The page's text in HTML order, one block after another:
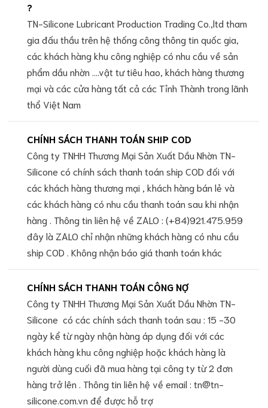
?
TN-Silicone Lubricant Production Trading Co.,ltd tham
gia đấu thầu trên hệ thống công thông tin quốc gia,
các khách hàng khu công nghiệp có nhu cầu về sản
phẩm dầu nhờn ....vật tư tiêu hao, khách hàng thương
mại và các cửa hàng tất cả các Tỉnh Thành trong lãnh
thổ Việt Nam
CHÍNH SÁCH THANH TOÁN SHIP COD
Công ty TNHH Thương Mại Sản Xuất Dầu Nhờn TN-
Silicone có chính sách thanh toán ship COD đối với
các khách hàng thương mại , khách hàng bán lẻ và
các khách hàng có nhu cầu thanh toán sau khi nhận
hàng . Thông tin liên hệ về ZALO : (+84)921.475.959
đây là ZALO chỉ nhận những khách hàng có nhu cầu
ship COD . Không nhận báo giá thanh toán khác
CHÍNH SÁCH THANH TOÁN CÔNG NỢ
Công ty TNHH Thương Mại Sản Xuất Dầu Nhờn TN-
Silicone có các chính sách thanh toán sau : 15 -30
ngày kể từ ngày nhận hàng áp dụng đối với các
khách hàng khu công nghiệp hoặc khách hàng là
người dùng cuối đã mua hàng tại công ty từ 2 đơn
hàng trở lên . Thông tin liên hệ về email : tn@tn-
silicone.com.vn để được hỗ trợ